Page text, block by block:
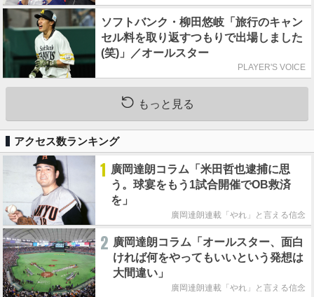
ソフトバンク・柳田悠岐「旅行のキャン
セル料を取り返すつもりで出場しました
(笑)」／オールスター
PLAYER'S VOICE
もっと見る
アクセス数ランキング
1 廣岡達朗コラム「米田哲也逮捕に思
う。球宴をもう1試合開催でOB救済
を」
廣岡達朗連載「やれ」と言える信念
2 廣岡達朗コラム「オールスター、面白
ければ何をやってもいいという発想は
大間違い」
廣岡達朗連載「やれ」と言える信念